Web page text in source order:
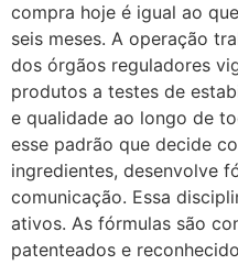
compra hoje é igual ao
seis meses. A operação
dos órgãos reguladores
produtos a testes de
e qualidade ao longo de
esse padrão que decide
ingredientes, desenvolve
comunicação. Essa
ativos. As fórmulas são
patenteados e